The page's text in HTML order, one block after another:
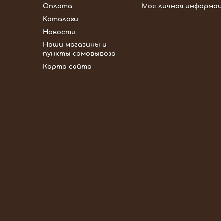
Оплата
Каталоги
Новости
Наши магазины и
пункты самовывоза
Карта сайта
Моя личная